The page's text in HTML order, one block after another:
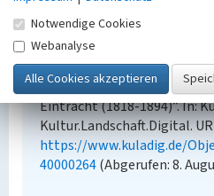
angezeigten Medien
zusätzlichen
an diesen ausgewiesen sind.
Empfohlene Zitierweise
„Abbaufeld der Grube
Eintracht (1818-1894)”. In:
Kultur.Landschaft.Digital.
https://www.kuladig.de/
40000264(Abgerufen: 8.
Notwendige Cookies
Webanalyse